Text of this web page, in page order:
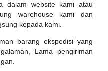
dalam website kami atau
warehouse kami dan
kepada kami.
barang ekspedisi yang
Lama pengiriman